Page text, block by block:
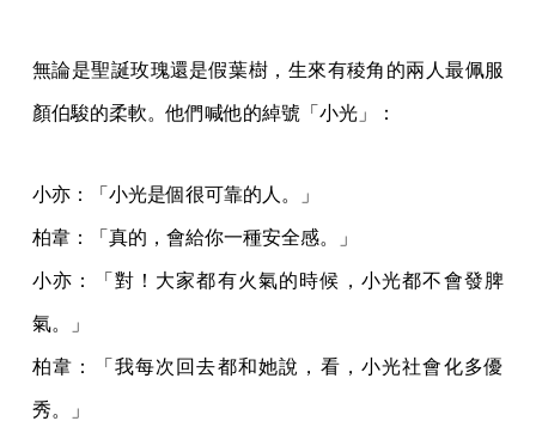
無論是聖誕玫瑰還是假葉樹，生來有稜角的兩人最佩服
顏伯駿的柔軟。他們喊他的綽號「小光」：
小亦：「小光是個很可靠的人。」
柏韋：「真的，會給你一種安全感。」
小亦：「對！大家都有火氣的時候，小光都不會發脾
氣。」
柏韋：「我每次回去都和她說，看，小光社會化多優
秀。」